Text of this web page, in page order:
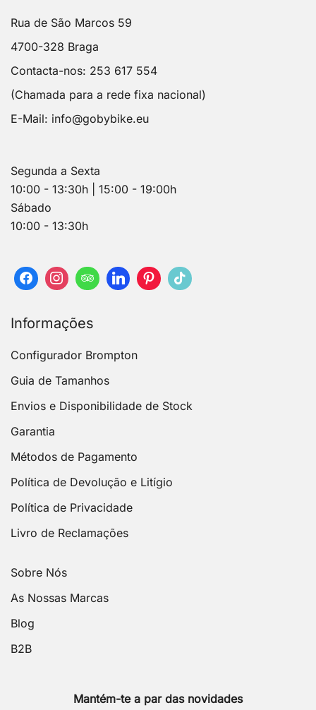
Rua de São Marcos 59
4700-328 Braga
Contacta-nos: 253 617 554
(Chamada para a rede fixa nacional)
E-Mail: info@gobybike.eu
Segunda a Sexta
10:00 - 13:30h | 15:00 - 19:00h
Sábado
10:00 - 13:30h
Informações
Configurador Brompton
Guia de Tamanhos
Envios e Disponibilidade de Stock
Garantia
Métodos de Pagamento
Política de Devolução e Litígio
Política de Privacidade
Livro de Reclamações
Sobre Nós
As Nossas Marcas
Blog
B2B
Mantém-te a par das novidades